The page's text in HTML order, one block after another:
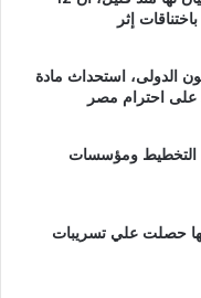
الدولى، استحداث مادة
التخطيط ومؤسسات
حصلت علي تسريبات